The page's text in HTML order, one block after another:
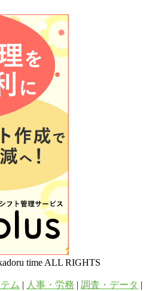
time ALL RIGHTS
ム | 人事・労務 | 調査・データ |